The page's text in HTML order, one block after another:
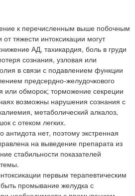
к перечисленным выше побочным
тяжести интоксикации могут
АД, тахикардия, боль в груди
сознания, узловая или
в связи с подавлением функции
предсердно-желудочкового
или обморок; торможение секреции
возможны нарушения сознания с
метаболический алкалоз,
с отеком легких.
антидота нет, поэтому экстренная
на выведение препарата из
стабильности показателей
первым терапевтическим
промывание желудка с